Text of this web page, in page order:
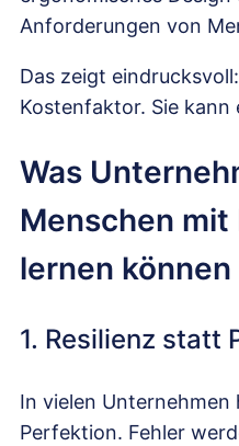
Anforderungen von
Das zeigt
Kostenfaktor. Sie
Was
Menschen
lernen können
1. Resilienz statt
In vielen
Perfektion. Fehler